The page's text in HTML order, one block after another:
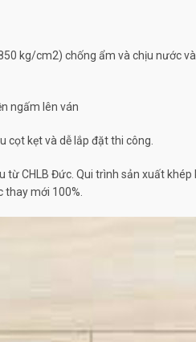
kg/cm2) chống ẩm và chịu nước
ngấm lên ván
cọt kẹt và dễ lắp đặt thi công.
CHLB Đức. Qui trình sản xuất
mới 100%.